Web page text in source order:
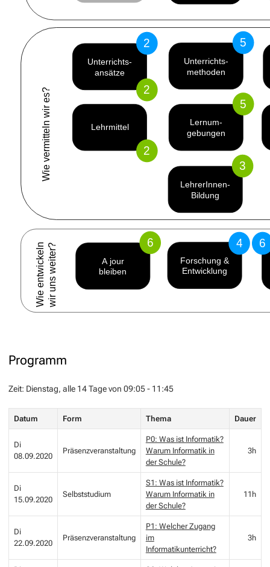
Programm
Zeit: Dienstag, alle 14 Tage von 09:05 - 11:45
Datum Form Thema Dauer
Di
08.09.2020
Präsenzveranstaltung
P0: Was ist Informatik?
Warum Informatik in
der Schule?
3h
Di
15.09.2020
Selbststudium
S1: Was ist Informatik?
Warum Informatik in
der Schule?
11h
Di
22.09.2020
Präsenzveranstaltung
P1: Welcher Zugang
im
Informatikunterricht?
3h